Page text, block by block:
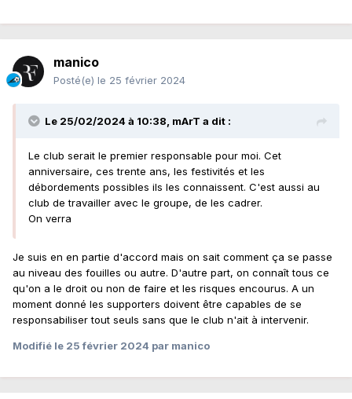
manico
Posté(e) le 25 février 2024
Le 25/02/2024 à 10:38, mArT a dit :
Le club serait le premier responsable pour moi. Cet
anniversaire, ces trente ans, les festivités et les
débordements possibles ils les connaissent. C'est aussi au
club de travailler avec le groupe, de les cadrer.
On verra
Je suis en en partie d'accord mais on sait comment ça se passe
au niveau des fouilles ou autre. D'autre part, on connaît tous ce
qu'on a le droit ou non de faire et les risques encourus. A un
moment donné les supporters doivent être capables de se
responsabiliser tout seuls sans que le club n'ait à intervenir.
Modifié le 25 février 2024 par manico